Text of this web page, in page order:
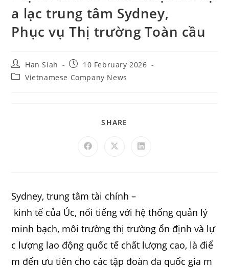
a lạc trung tâm Sydney,
Phục vụ Thị trường Toàn cầu
Han Siah
10 February 2026
Vietnamese Company News
SHARE
Sydney, trung tâm tài chính –
kinh tế của Úc, nổi tiếng với hệ thống quản lý
minh bạch, môi trường thị trường ổn định và lự
c lượng lao động quốc tế chất lượng cao, là điể
m đến ưu tiên cho các tập đoàn đa quốc gia m